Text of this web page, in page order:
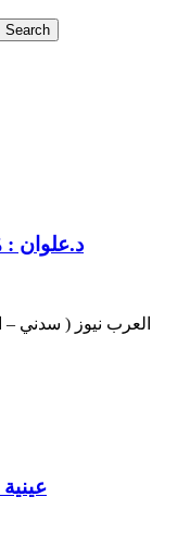
د.علوان :
العرب نيوز ( سدني –